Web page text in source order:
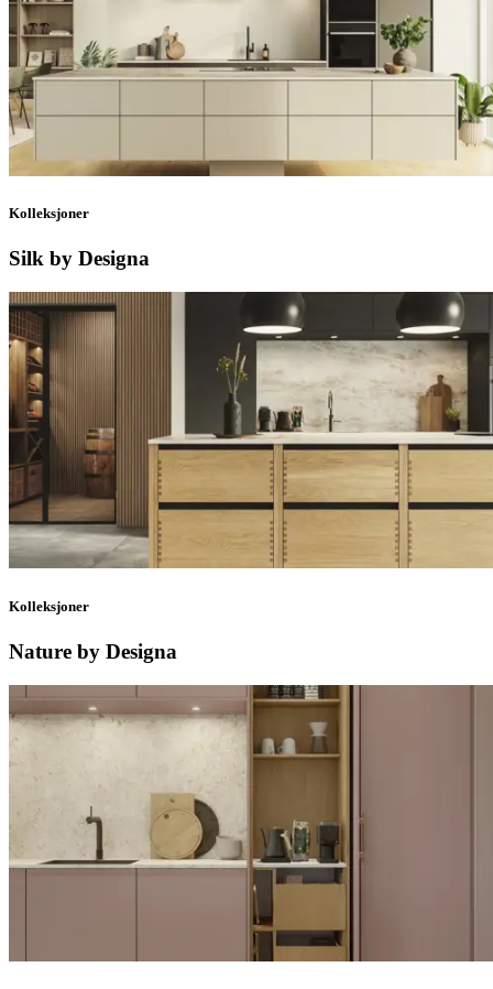
Kolleksjoner
Silk by Designa
Kolleksjoner
Nature by Designa